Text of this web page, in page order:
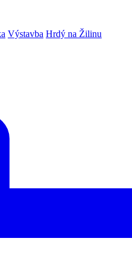
Výstavba Hrdý na Žilinu